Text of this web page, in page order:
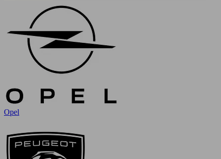
Opel